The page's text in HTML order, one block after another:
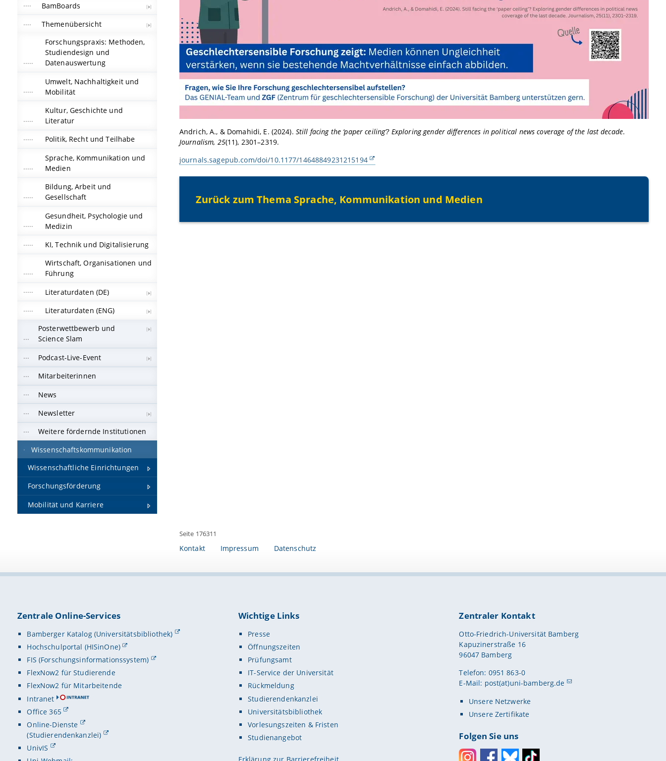
BamBoards
Themenübersicht
Forschungspraxis: Methoden,
Studiendesign und
Datenauswertung
Umwelt, Nachhaltigkeit und
Mobilität
Kultur, Geschichte und
Literatur
Politik, Recht und Teilhabe
Sprache, Kommunikation und
Medien
Bildung, Arbeit und
Gesellschaft
Gesundheit, Psychologie und
Medizin
KI, Technik und Digitalisierung
Wirtschaft, Organisationen und
Führung
Literaturdaten (DE)
Literaturdaten (ENG)
Posterwettbewerb und
Science Slam
Podcast-Live-Event
Mitarbeiterinnen
News
Newsletter
Weitere fördernde Institutionen
Wissenschaftskommunikation
Wissenschaftliche Einrichtungen
Forschungsförderung
Mobilität und Karriere
Andrich, A., & Domahidi, E. (2024). Still facing the ‘paper ceiling’? Exploring gender differences in political news coverage of the last decade.
Journalism, 25(11), 2301–2319.
journals.sagepub.com/doi/10.1177/14648849231215194
Zurück zum Thema Sprache, Kommunikation und Medien
Seite 176311
Kontakt Impressum Datenschutz
Zentrale Online-Services
Bamberger Katalog (Universitätsbibliothek)
Hochschulportal (HISinOne)
FIS (Forschungsinformationssystem)
FlexNow2 für Studierende
FlexNow2 für Mitarbeitende
Intranet
Office 365
Online-Dienste
(Studierendenkanzlei)
UnivIS
Wichtige Links
Presse
Öffnungszeiten
Prüfungsamt
IT-Service der Universität
Rückmeldung
Studierendenkanzlei
Universitätsbibliothek
Vorlesungszeiten & Fristen
Studienangebot
Zentraler Kontakt
Otto-Friedrich-Universität Bamberg
Kapuzinerstraße 16
96047 Bamberg
Telefon: 0951 863-0
E-Mail: post(at)uni-bamberg.de
Unsere Netzwerke
Unsere Zertifikate
Folgen Sie uns